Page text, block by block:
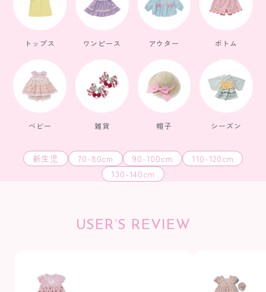
トップス ワンピース アウター ボトム
ベビー 雑貨 帽子 シーズン
新生児 70-80cm 90-100cm
110-120cm
130-140cm
USER’S REVIEW